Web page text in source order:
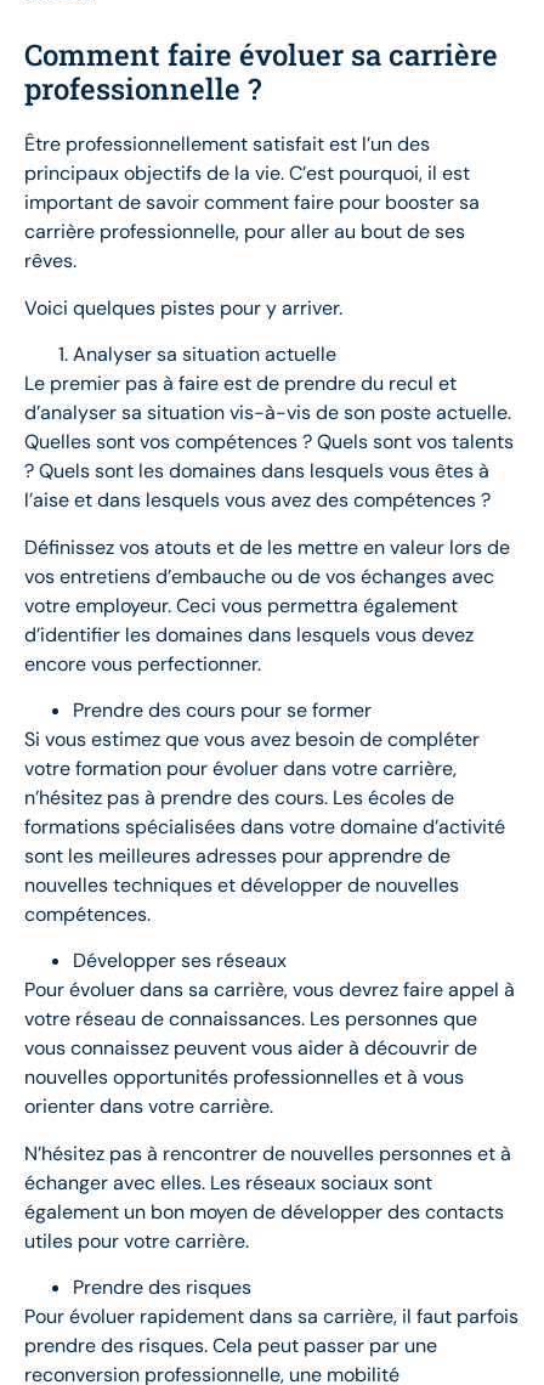
Comment faire évoluer sa carrière
professionnelle ?
Être professionnellement satisfait est l’un des
principaux objectifs de la vie. C’est pourquoi, il est
important de savoir comment faire pour booster sa
carrière professionnelle, pour aller au bout de ses
rêves.
Voici quelques pistes pour y arriver.
Analyser sa situation actuelle
Le premier pas à faire est de prendre du recul et
d’analyser sa situation vis-à-vis de son poste actuelle.
Quelles sont vos compétences ? Quels sont vos talents
? Quels sont les domaines dans lesquels vous êtes à
l’aise et dans lesquels vous avez des compétences ?
Définissez vos atouts et de les mettre en valeur lors de
vos entretiens d’embauche ou de vos échanges avec
votre employeur. Ceci vous permettra également
d’identifier les domaines dans lesquels vous devez
encore vous perfectionner.
Prendre des cours pour se former
Si vous estimez que vous avez besoin de compléter
votre formation pour évoluer dans votre carrière,
n’hésitez pas à prendre des cours. Les écoles de
formations spécialisées dans votre domaine d’activité
sont les meilleures adresses pour apprendre de
nouvelles techniques et développer de nouvelles
compétences.
Développer ses réseaux
Pour évoluer dans sa carrière, vous devrez faire appel à
votre réseau de connaissances. Les personnes que
vous connaissez peuvent vous aider à découvrir de
nouvelles opportunités professionnelles et à vous
orienter dans votre carrière.
N’hésitez pas à rencontrer de nouvelles personnes et à
échanger avec elles. Les réseaux sociaux sont
également un bon moyen de développer des contacts
utiles pour votre carrière.
Prendre des risques
Pour évoluer rapidement dans sa carrière, il faut parfois
prendre des risques. Cela peut passer par une
reconversion professionnelle, une mobilité